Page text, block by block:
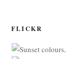
FLICKR